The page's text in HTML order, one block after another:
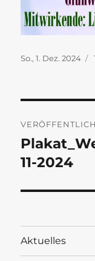
Veröffentlicht
So., 1. Dez. 2024
11-2024
Aktuelles